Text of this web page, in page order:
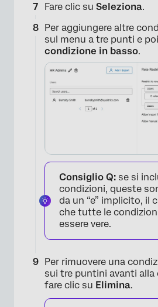
Fare clic su Seleziona.
Per aggiungere altre
sul menu a tre punti e
condizione in basso.
Consiglio Q: se si
condizioni, queste
da un “e” implicito, il
che tutte le
essere vere.
Per rimuovere una
sui tre puntini avanti alla
fare clic su Elimina.